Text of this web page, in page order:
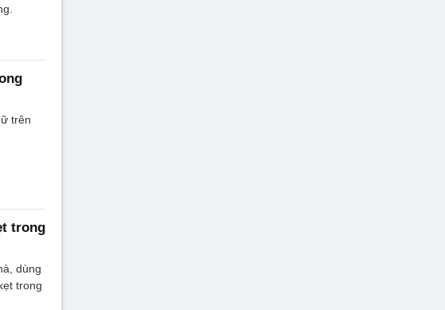
trên
trong
dùng
trong